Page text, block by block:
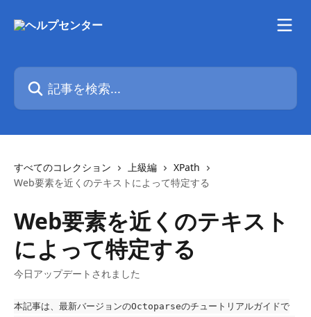
記事を検索...
すべてのコレクション 上級編
XPath
Web要素を近くのテキストによって特定する
Web要素を近くのテキスト
によって特定する
今日アップデートされました
本記事は、最新バージョンのOctoparseのチュートリアルガイドで